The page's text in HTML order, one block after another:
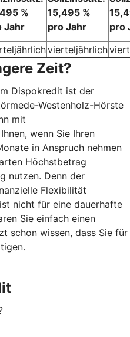
%
Jahr
15,495 %
pro Jahr
pro
vierteljährlich
Zeit?
Dispokredit ist der
Westenholz-Hörste
mit
wenn Sie Ihren
in Anspruch nehmen
Höchstbetrag
nutzen. Denn der
Flexibilität
nicht für eine dauerhafte
Sie einfach einen
schon wissen, dass Sie für